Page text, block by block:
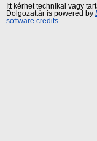
Itt kérhet technikai vagy
Dolgozattár is powered by
software credits